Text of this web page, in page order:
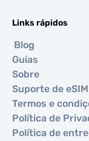
Links rápidos
Blog
Guias
Sobre
Suporte de eSIM
Termos e
Política de
Política de